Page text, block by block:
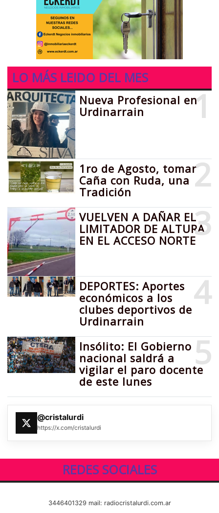
LO MÁS LEIDO DEL MES
1
Nueva Profesional en
Urdinarrain
2
1ro de Agosto, tomar
Caña con Ruda, una
Tradición
3
VUELVEN A DAÑAR EL
LIMITADOR DE ALTURA
EN EL ACCESO NORTE
4
DEPORTES: Aportes
económicos a los
clubes deportivos de
Urdinarrain
5
Insólito: El Gobierno
nacional saldrá a
vigilar el paro docente
de este lunes
@cristalurdi
https://x.com/cristalurdi
REDES SOCIALES
3446401329 mail: radiocristalurdi.com.ar